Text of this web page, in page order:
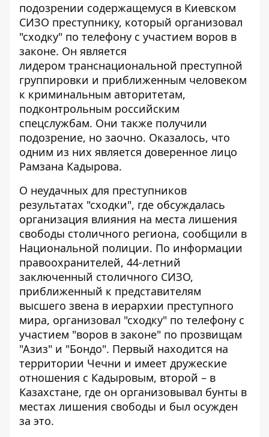
подозрении содержащемуся в Киевском
СИЗО преступнику, который организовал
"сходку" по телефону с участием воров в
законе. Он является
лидером транснациональной преступной
группировки и приближенным человеком
к криминальным авторитетам,
подконтрольным российским
спецслужбам. Они также получили
подозрение, но заочно. Оказалось, что
одним из них является доверенное лицо
Рамзана Кадырова.
О неудачных для преступников
результатах "сходки", где обсуждалась
организация влияния на места лишения
свободы столичного региона, сообщили в
Национальной полиции. По информации
правоохранителей, 44-летний
заключенный столичного СИЗО,
приближенный к представителям
высшего звена в иерархии преступного
мира, организовал "сходку" по телефону с
участием "воров в законе" по прозвищам
"Азиз" и "Бондо". Первый находится на
территории Чечни и имеет дружеские
отношения с Кадыровым, второй – в
Казахстане, где он организовывал бунты в
местах лишения свободы и был осужден
за это.